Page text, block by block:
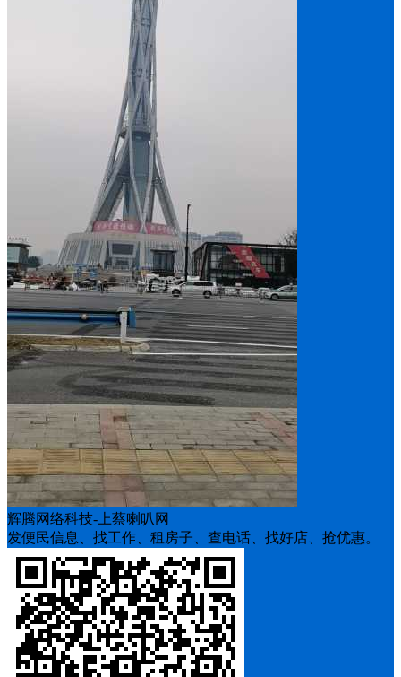
辉腾网络科技-上蔡喇叭网
发便民信息、找工作、租房子、查电话、找好店、抢优惠。